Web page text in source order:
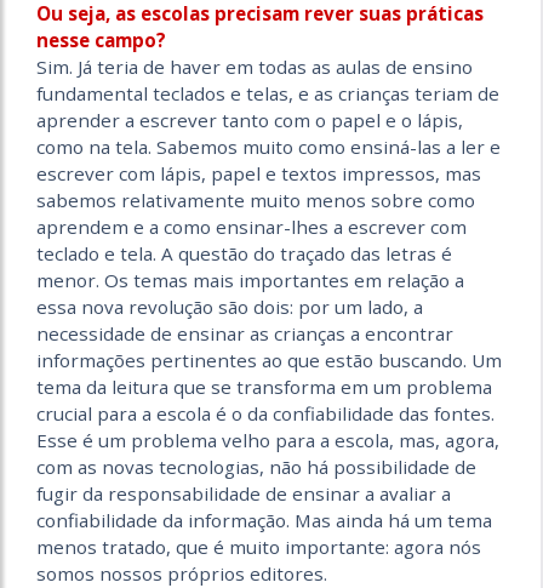
Ou seja, as escolas precisam rever suas práticas
nesse campo?
Sim. Já teria de haver em todas as aulas de ensino
fundamental teclados e telas, e as crianças teriam de
aprender a escrever tanto com o papel e o lápis,
como na tela. Sabemos muito como ensiná-las a ler e
escrever com lápis, papel e textos impressos, mas
sabemos relativamente muito menos sobre como
aprendem e a como ensinar-lhes a escrever com
teclado e tela. A questão do traçado das letras é
menor. Os temas mais importantes em relação a
essa nova revolução são dois: por um lado, a
necessidade de ensinar as crianças a encontrar
informações pertinentes ao que estão buscando. Um
tema da leitura que se transforma em um problema
crucial para a escola é o da confiabilidade das fontes.
Esse é um problema velho para a escola, mas, agora,
com as novas tecnologias, não há possibilidade de
fugir da responsabilidade de ensinar a avaliar a
confiabilidade da informação. Mas ainda há um tema
menos tratado, que é muito importante: agora nós
somos nossos próprios editores.